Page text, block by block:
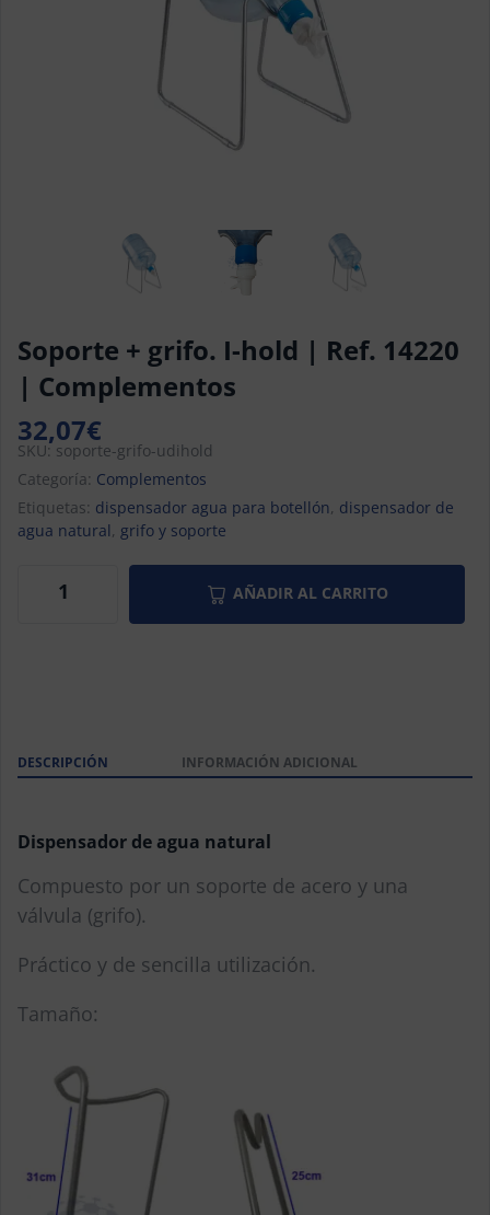
Soporte + grifo. I-hold | Ref. 14220
| Complementos
32,07€
SKU: soporte-grifo-udihold
Categoría: Complementos
Etiquetas: dispensador agua para botellón, dispensador de
agua natural, grifo y soporte
AÑADIR AL CARRITO
DESCRIPCIÓN INFORMACIÓN ADICIONAL
Dispensador de agua natural
Compuesto por un soporte de acero y una
válvula (grifo).
Práctico y de sencilla utilización.
Tamaño: